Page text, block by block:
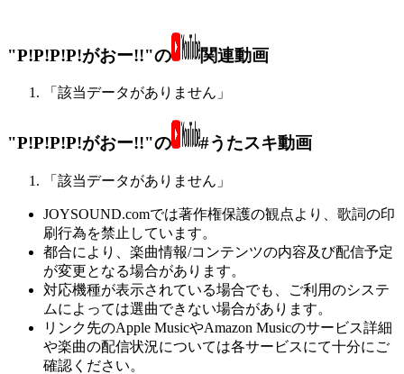
"P!P!P!P!がおー!!"の 関連動画
「該当データがありません」
"P!P!P!P!がおー!!"の #うたスキ動画
「該当データがありません」
JOYSOUND.comでは著作権保護の観点より、歌詞の印
刷行為を禁止しています。
都合により、楽曲情報/コンテンツの内容及び配信予定
が変更となる場合があります。
対応機種が表示されている場合でも、ご利用のシステ
ムによっては選曲できない場合があります。
リンク先のApple MusicやAmazon Musicのサービス詳細
や楽曲の配信状況については各サービスにて十分にご
確認ください。